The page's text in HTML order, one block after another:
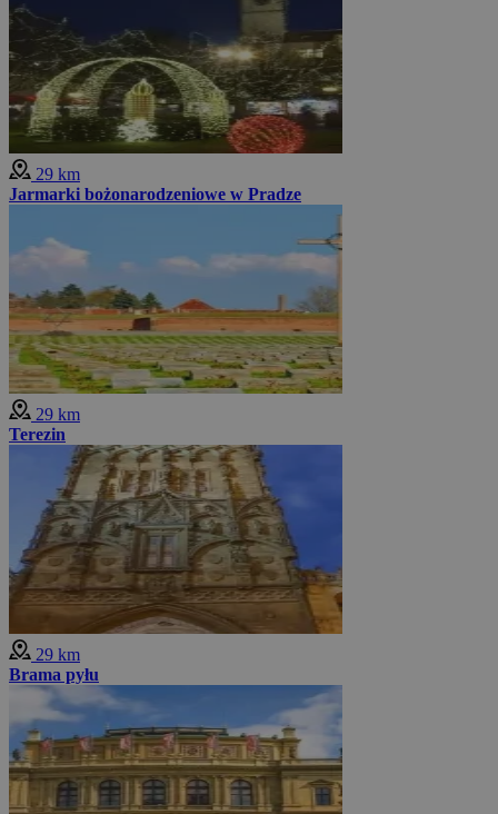
29 km
Jarmarki bożonarodzeniowe w Pradze
29 km
Terezin
29 km
Brama pyłu